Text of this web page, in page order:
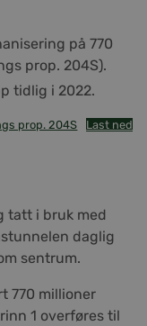
på 770
prop. 204S).
tidlig i 2022.
prop. 204S Last ned
tatt i bruk med
daglig
sentrum.
770 millioner
1 overføres til